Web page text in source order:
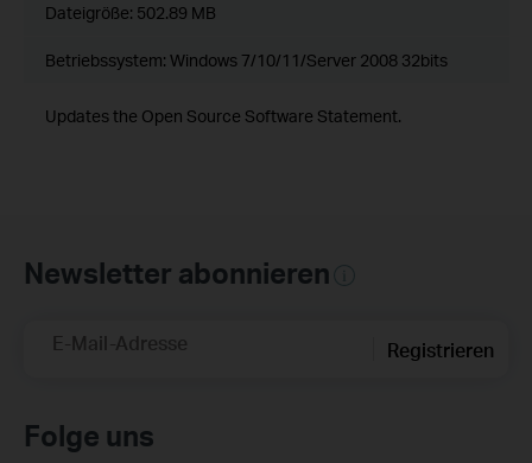
Dateigröße: 502.89 MB
Betriebssystem: Windows 7/10/11/Server 2008 32bits
Updates the Open Source Software Statement.
Newsletter abonnieren
E-Mail-Adresse Registrieren
Folge uns